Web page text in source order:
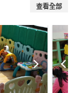
查看全部